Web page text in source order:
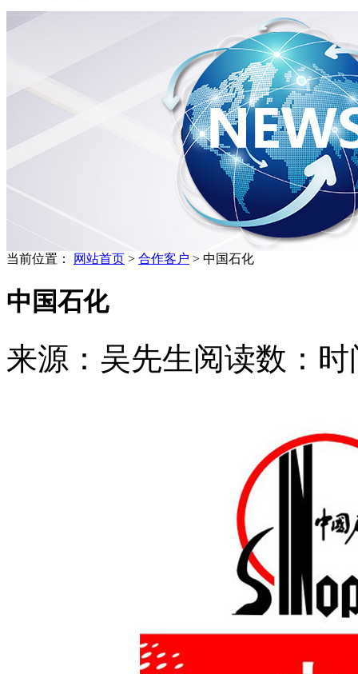
当前位置： 网站首页 > 合作客户 > 中国石化
中国石化
来源：吴先生阅读数： 时